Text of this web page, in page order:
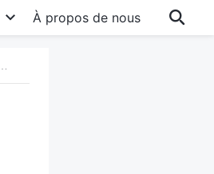
À propos de nous